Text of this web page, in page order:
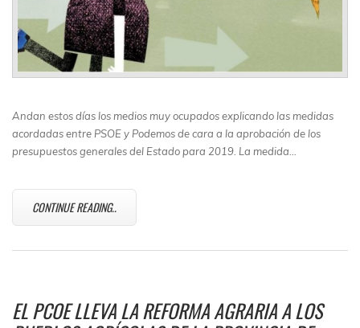
Andan estos días los medios muy ocupados explicando las medidas
acordadas entre PSOE y Podemos de cara a la aprobación de los
presupuestos generales del Estado para 2019. La medida…
CONTINUE READING..
EL PCOE LLEVA LA REFORMA AGRARIA A LOS